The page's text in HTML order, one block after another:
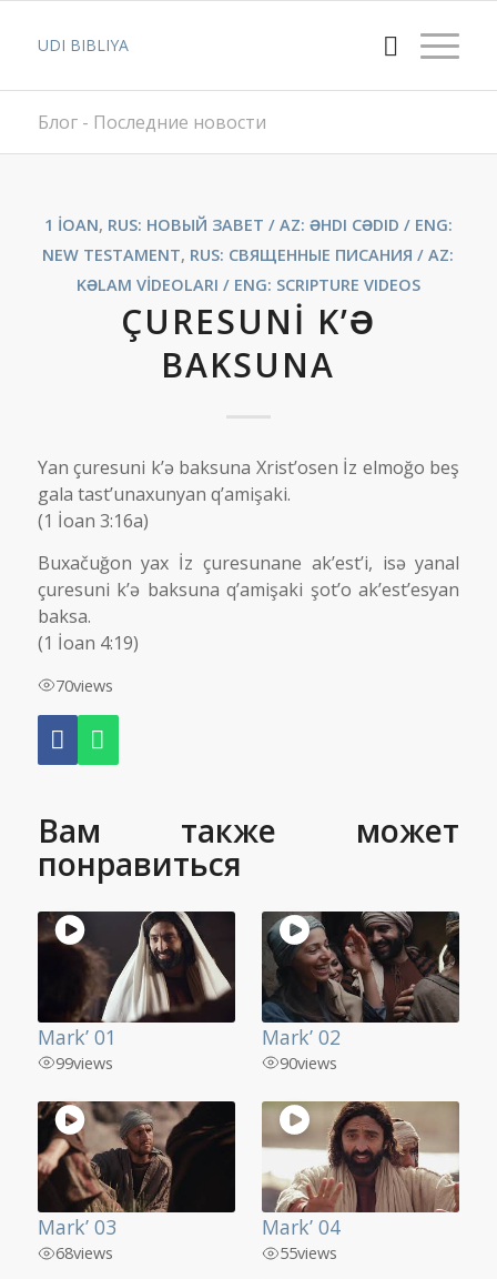
UDI BIBLIYA
Блог - Последние новости
1 İOAN, RUS: НОВЫЙ ЗАВЕТ / AZ: ƏHDI CƏDID / ENG:
NEW TESTAMENT, RUS: СВЯЩЕННЫЕ ПИСАНИЯ / AZ:
KƏLAM VİDEOLARI / ENG: SCRIPTURE VIDEOS
ÇURESUNİ K’Ə
BAKSUNA
Yan çuresuni k’ə baksuna Xrist’osen İz elmoğo beş
gala tast’unaxunyan q’amişaki.
(1 İoan 3:16a)
Buxačuğon yax İz çuresunane ak’est’i, isə yanal
çuresuni k’ə baksuna q’amişaki şot’o ak’est’esyan
baksa.
(1 İoan 4:19)
70views
Вам также может
понравиться
Mark’ 01
99views
Mark’ 02
90views
Mark’ 03
68views
Mark’ 04
55views